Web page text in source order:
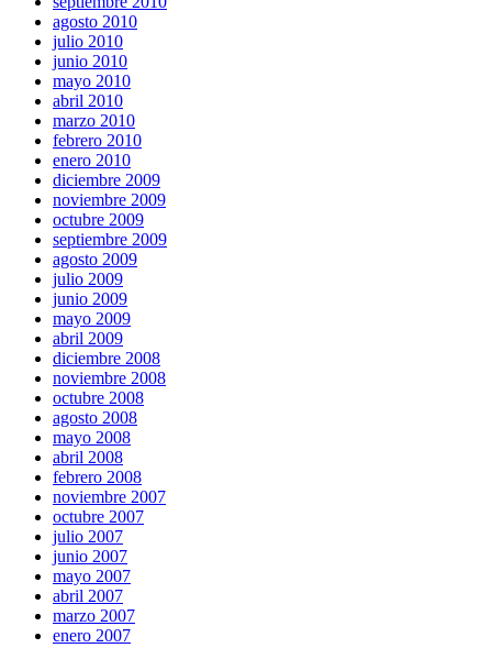
agosto 2010
julio 2010
junio 2010
mayo 2010
abril 2010
marzo 2010
febrero 2010
enero 2010
diciembre 2009
noviembre 2009
octubre 2009
septiembre 2009
agosto 2009
julio 2009
junio 2009
mayo 2009
abril 2009
diciembre 2008
noviembre 2008
octubre 2008
agosto 2008
mayo 2008
abril 2008
febrero 2008
noviembre 2007
octubre 2007
julio 2007
junio 2007
mayo 2007
abril 2007
marzo 2007
enero 2007